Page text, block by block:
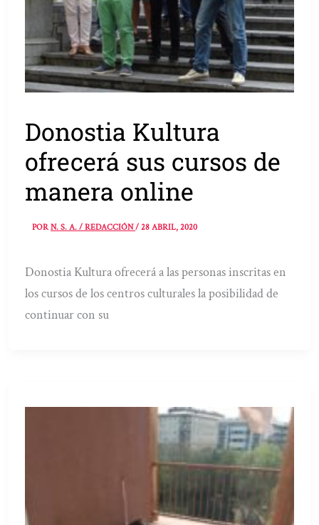
Donostia Kultura
ofrecerá sus cursos de
manera online
PORN. S. A. / REDACCIÓN/28 ABRIL, 2020
Donostia Kultura ofrecerá a las personas inscritas en
los cursos de los centros culturales la posibilidad de
continuar con su